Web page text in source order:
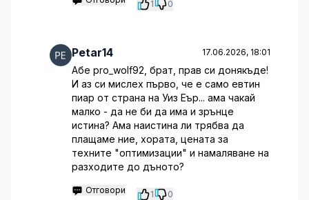
1 0
Petar14 17.06.2026, 18:01
Абе pro_wolf92, брат, прав си донякъде!
И аз си мислех първо, че е само евтин
пиар от страна на Уиз Еър... ама чакай
малко - да не би да има и зрънце
истина? Ама наистина ли трябва да
плащаме ние, хората, цената за
техните "оптимизации" и намаляване на
разходите до дъното?
Отговори 1 0